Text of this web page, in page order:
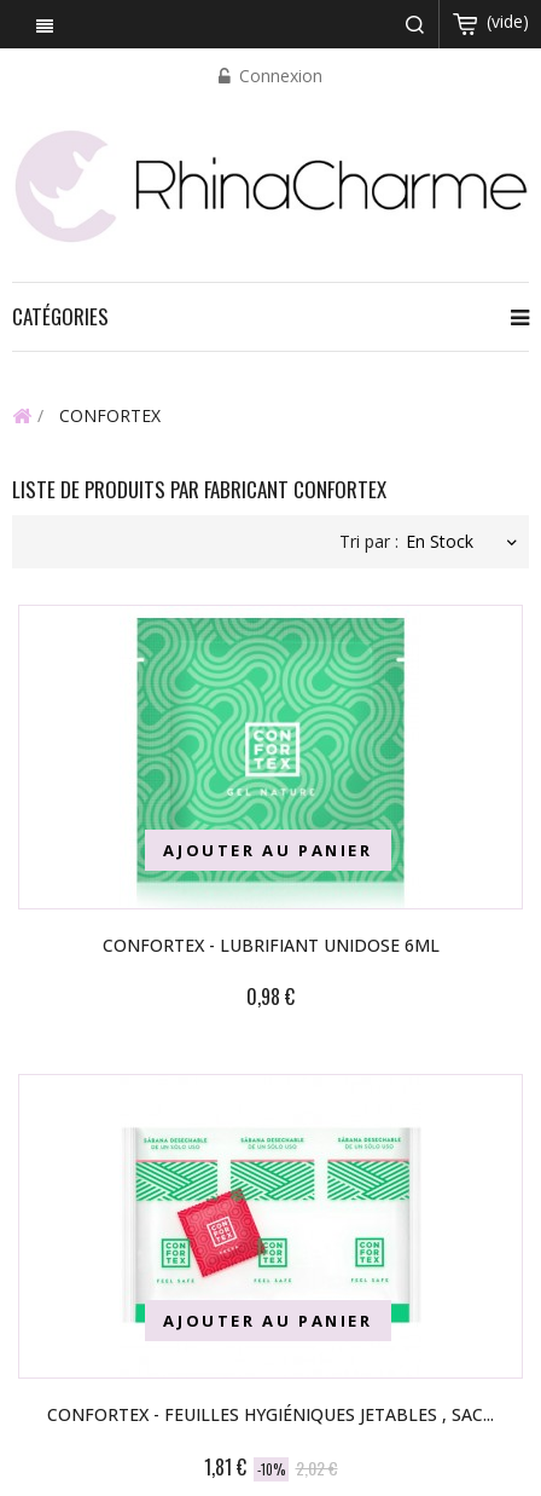
(vide)
Connexion
CATÉGORIES
CONFORTEX
LISTE DE PRODUITS PAR FABRICANT CONFORTEX
Tri par :
CONFORTEX - LUBRIFIANT UNIDOSE 6ML
0,98 €
AJOUTER AU PANIER
CONFORTEX - FEUILLES HYGIÉNIQUES JETABLES , SAC...
1,81 € -10% 2,02 €
AJOUTER AU PANIER